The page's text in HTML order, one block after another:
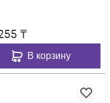
₸
В корзину